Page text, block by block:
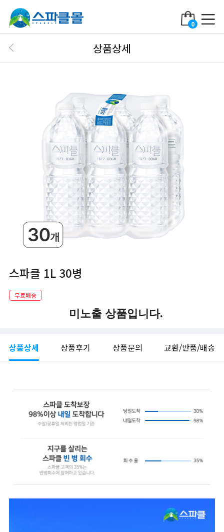
0
상품상세
스파클 1L 30병
무료배송
미노출 상품입니다.
상품상세 상품후기 상품문의 교환/반품/배송